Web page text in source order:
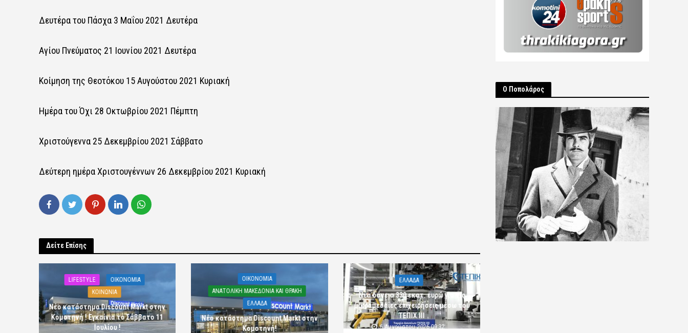
Δευτέρα του Πάσχα 3 Μαΐου 2021 Δευτέρα
Αγίου Πνεύματος 21 Ιουνίου 2021 Δευτέρα
Κοίμηση της Θεοτόκου 15 Αυγούστου 2021 Κυριακή
Ημέρα του Όχι 28 Οκτωβρίου 2021 Πέμπτη
Χριστούγεννα 25 Δεκεμβρίου 2021 Σάββατο
Δεύτερη ημέρα Χριστουγέννων 26 Δεκεμβρίου 2021 Κυριακή
Δείτε Επίσης
LIFESTYLE
OIKONOMIA
ΚΟΙΝΩΝΙΑ
Νέο κατάστημα Discount Markt στην
Κομοτηνή ! Εγκαίνια το Σάββατο 11
Ιουλίου !
OIKONOMIA
ΑΝΑΤΟΛΙΚΗ ΜΑΚΕΔΟΝΙΑ ΚΑΙ ΘΡΑΚΗ
ΕΛΛΑΔΑ
Νέο κατάστημα Discount Markt στην
Κομοτηνή!
ΕΛΛΑΔΑ
Νέα δάνεια 330 εκατ. ευρώ για τις
μικρομεσαίες επιχειρήσεις μέσω του
ΤΕΠΙΧ ΙΙΙ
6 Αυγούστου 2026 09:32
Ο Ποπολάρος